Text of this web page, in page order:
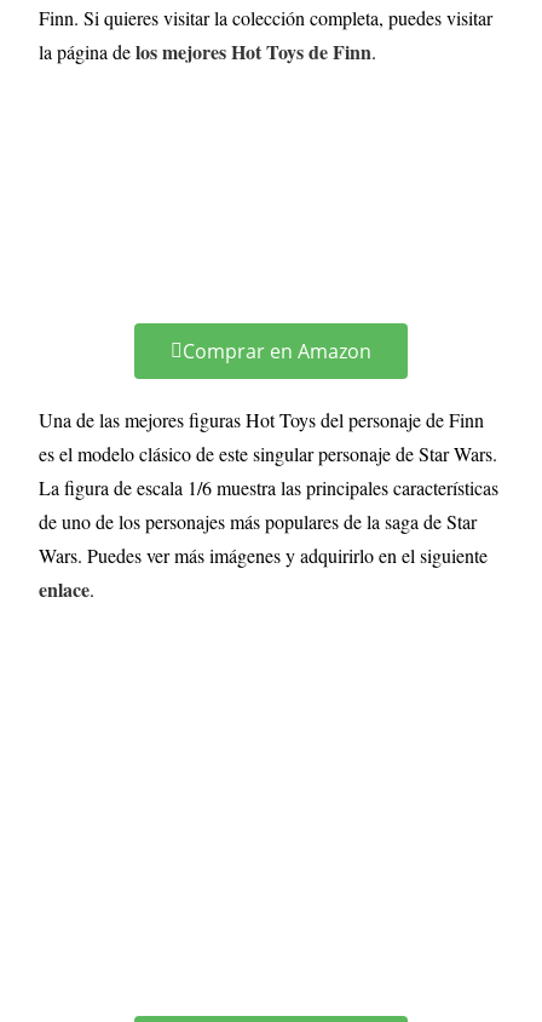
Finn. Si quieres visitar la colección completa, puedes visitar
la página delos mejores Hot Toys de Finn.
Comprar en Amazon
Una de las mejores figuras Hot Toys del personaje de Finn
es el modelo clásico de este singular personaje de Star Wars.
La figura de escala 1/6 muestra las principales características
de uno de los personajes más populares de la saga de Star
Wars. Puedes ver más imágenes y adquirirlo en el siguiente
enlace.